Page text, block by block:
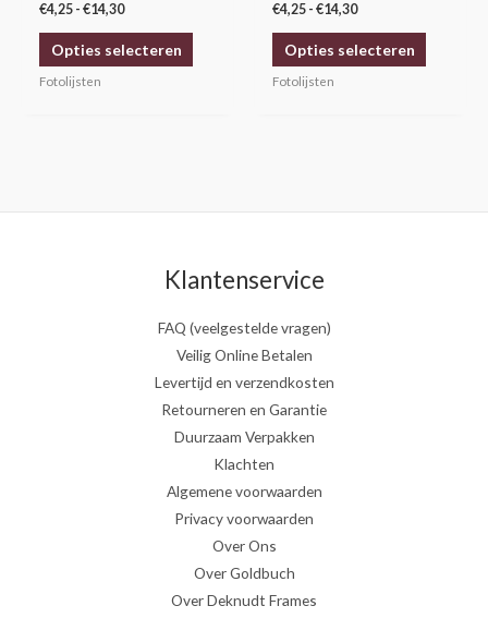
€4,25 - €14,30
Opties selecteren
productpagina
Fotolijsten
€4,25 - €14,30
Opties selecteren
Fotolijsten
Klantenservice
FAQ (veelgestelde vragen)
Veilig Online Betalen
Levertijd en verzendkosten
Retourneren en Garantie
Duurzaam Verpakken
Klachten
Algemene voorwaarden
Privacy voorwaarden
Over Ons
Over Goldbuch
Over Deknudt Frames